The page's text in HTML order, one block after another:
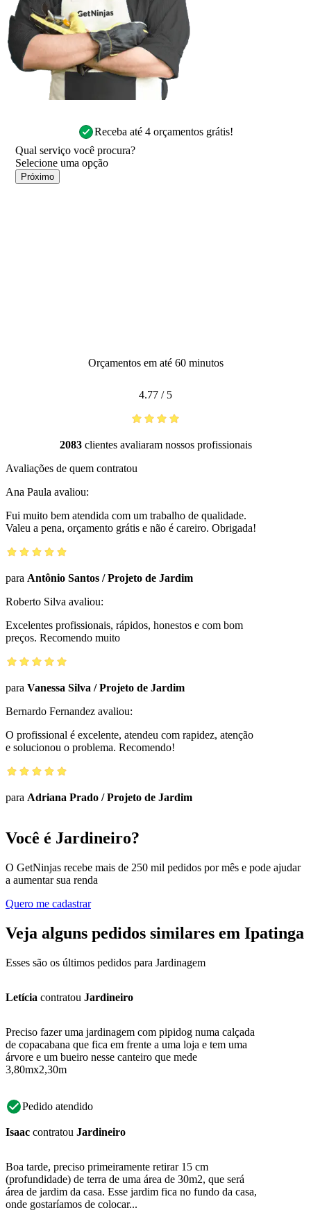
Receba até 4 orçamentos grátis!
Qual serviço você procura?
Próximo
Orçamentos em até 60 minutos
4.77 / 5
2083clientes avaliaram nossos profissionais
Avaliações de quem contratou
Ana Paula avaliou:
Fui muito bem atendida com um trabalho de qualidade.
Valeu a pena, orçamento grátis e não é careiro. Obrigada!
para Antônio Santos /Projeto de Jardim
Roberto Silva avaliou:
Excelentes profissionais, rápidos, honestos e com bom
preços. Recomendo muito
para Vanessa Silva /Projeto de Jardim
Bernardo Fernandez avaliou:
O profissional é excelente, atendeu com rapidez, atenção
e solucionou o problema. Recomendo!
para Adriana Prado /Projeto de Jardim
Você é Jardineiro?
O GetNinjas recebe mais de 250 mil pedidos por mês e pode ajudar
a aumentar sua renda
Quero me cadastrar
Veja alguns pedidos similares em Ipatinga
Esses são os últimos pedidos para Jardinagem
Letícia contratou Jardineiro
Preciso fazer uma jardinagem com pipidog numa calçada
de copacabana que fica em frente a uma loja e tem uma
árvore e um bueiro nesse canteiro que mede
3,80mx2,30m
Pedido atendido
Isaac contratou Jardineiro
Boa tarde, preciso primeiramente retirar 15 cm
(profundidade) de terra de uma área de 30m2, que será
área de jardim da casa. Esse jardim fica no fundo da casa,
onde gostaríamos de colocar...